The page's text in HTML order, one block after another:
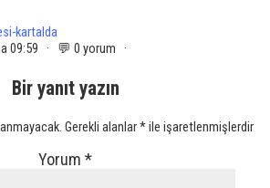
kartalda
09:59 · 💬 0 yorum ·
Bir yanıt yazın
Gerekli alanlar*ile işaretlenmişlerdir
Yorum*